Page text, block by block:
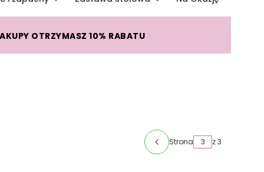
OTRZYMASZ 10% RABATU
Poprzednie produkty
Strona z 3